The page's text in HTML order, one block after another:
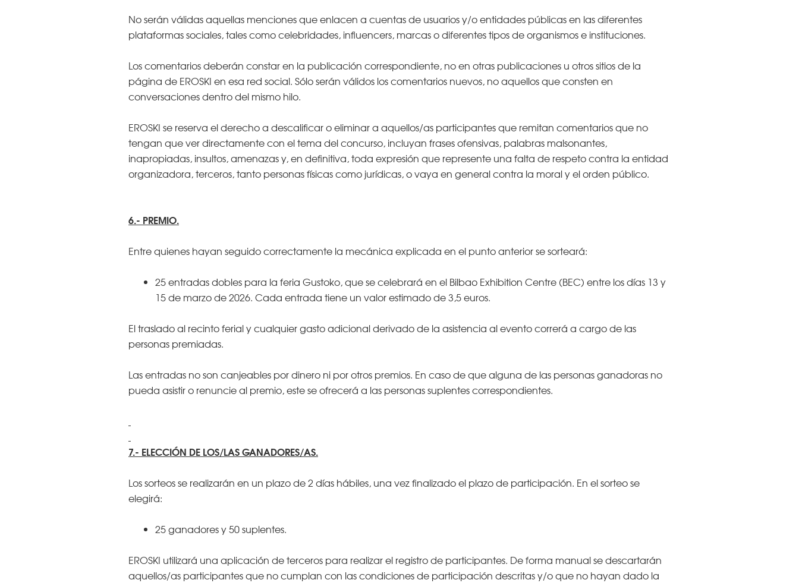
No serán válidas aquellas menciones que enlacen a cuentas de usuarios y/o entidades públicas en las diferentes
plataformas sociales, tales como celebridades, influencers, marcas o diferentes tipos de organismos e instituciones.
Los comentarios deberán constar en la publicación correspondiente, no en otras publicaciones u otros sitios de la
página de EROSKI en esa red social. Sólo serán válidos los comentarios nuevos, no aquellos que consten en
conversaciones dentro del mismo hilo.
EROSKI se reserva el derecho a descalificar o eliminar a aquellos/as participantes que remitan comentarios que no
tengan que ver directamente con el tema del concurso, incluyan frases ofensivas, palabras malsonantes,
inapropiadas, insultos, amenazas y, en definitiva, toda expresión que represente una falta de respeto contra la entidad
organizadora, terceros, tanto personas físicas como jurídicas, o vaya en general contra la moral y el orden público.
6.- PREMIO.
Entre quienes hayan seguido correctamente la mecánica explicada en el punto anterior se sorteará:
25 entradas dobles para la feria Gustoko, que se celebrará en el Bilbao Exhibition Centre (BEC) entre los días 13 y
15 de marzo de 2026. Cada entrada tiene un valor estimado de 3,5 euros.
El traslado al recinto ferial y cualquier gasto adicional derivado de la asistencia al evento correrá a cargo de las
personas premiadas.
Las entradas no son canjeables por dinero ni por otros premios. En caso de que alguna de las personas ganadoras no
pueda asistir o renuncie al premio, este se ofrecerá a las personas suplentes correspondientes.
7.- ELECCIÓN DE LOS/LAS GANADORES/AS.
Los sorteos se realizarán en un plazo de 2 días hábiles, una vez finalizado el plazo de participación. En el sorteo se
elegirá:
25 ganadores y 50 suplentes.
EROSKI utilizará una aplicación de terceros para realizar el registro de participantes. De forma manual se descartarán
aquellos/as participantes que no cumplan con las condiciones de participación descritas y/o que no hayan dado la